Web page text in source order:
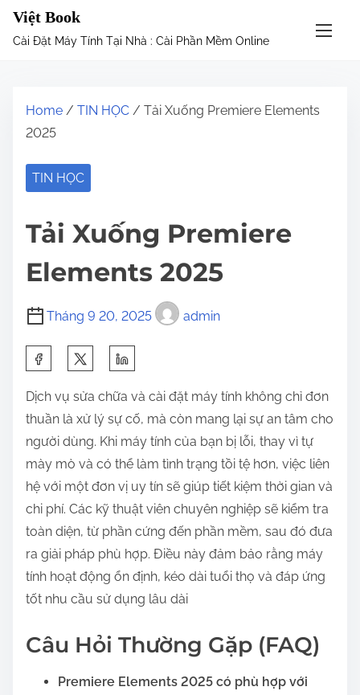
Việt Book
Cài Đặt Máy Tính Tại Nhà : Cài Phần Mềm Online
Home / TIN HỌC / Tải Xuống Premiere Elements
2025
TIN HỌC
Tải Xuống Premiere
Elements 2025
Tháng 9 20, 2025 admin
a
r
e
t
h
i
s
p
o
s
o
Dịch vụ sửa chữa và cài đặt máy tính không chỉ đơn
thuần là xử lý sự cố, mà còn mang lại sự an tâm cho
người dùng. Khi máy tính của bạn bị lỗi, thay vì tự
mày mò và có thể làm tình trạng tồi tệ hơn, việc liên
hệ với một đơn vị uy tín sẽ giúp tiết kiệm thời gian và
chi phí. Các kỹ thuật viên chuyên nghiệp sẽ kiểm tra
toàn diện, từ phần cứng đến phần mềm, sau đó đưa
ra giải pháp phù hợp. Điều này đảm bảo rằng máy
tính hoạt động ổn định, kéo dài tuổi thọ và đáp ứng
tốt nhu cầu sử dụng lâu dài
Câu Hỏi Thường Gặp (FAQ)
Premiere Elements 2025 có phù hợp với